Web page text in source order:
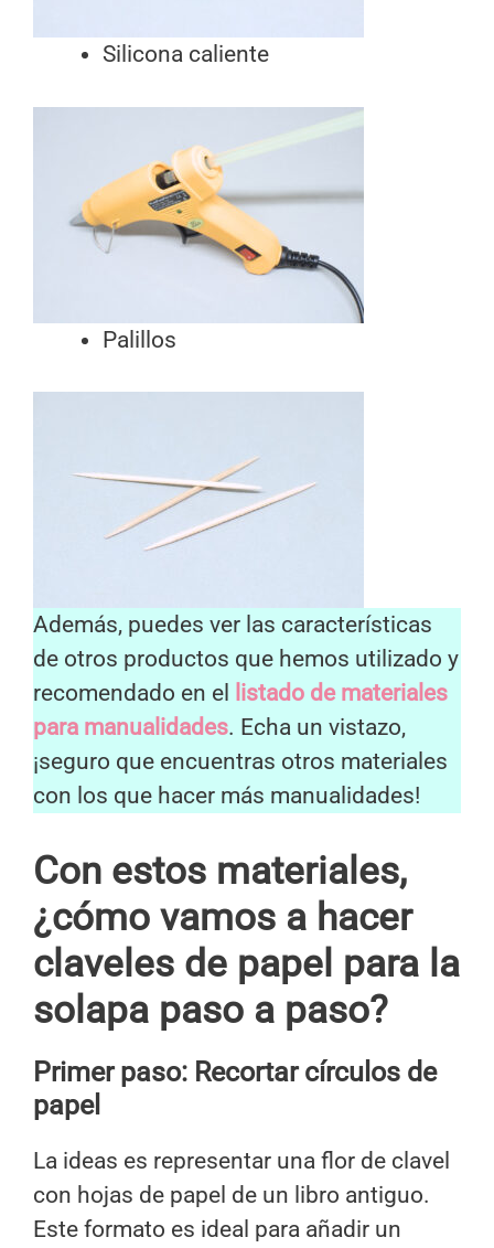
Silicona caliente
Palillos
Además, puedes ver las características
de otros productos que hemos utilizado y
recomendado en el
listado de materiales
para manualidades. Echa un vistazo,
¡seguro que encuentras otros materiales
con los que hacer más manualidades!
Con estos materiales,
¿cómo vamos a hacer
claveles de papel para la
solapa paso a paso?
Primer paso: Recortar círculos de
papel
La ideas es representar una flor de clavel
con hojas de papel de un libro antiguo.
Este formato es ideal para añadir un